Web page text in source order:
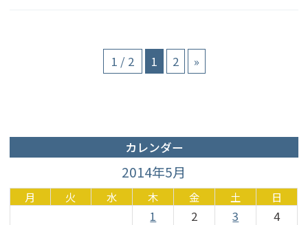
1 / 2 1 2 »
カレンダー
2014年5月
月 火 水 木 金 土 日
1 2 3
4